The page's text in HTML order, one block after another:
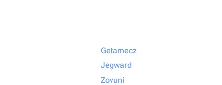
Getamecz
Jegward
Zovuni